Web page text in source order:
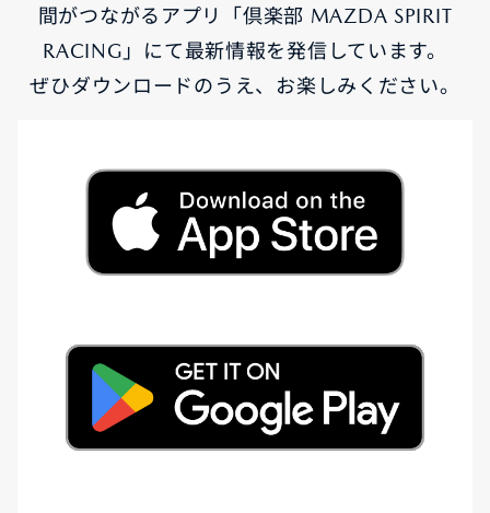
間がつながるアプリ「倶楽部 MAZDA SPIRIT
RACING」にて最新情報を発信しています。
ぜひダウンロードのうえ、お楽しみください。